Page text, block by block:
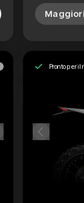
Pronto per il